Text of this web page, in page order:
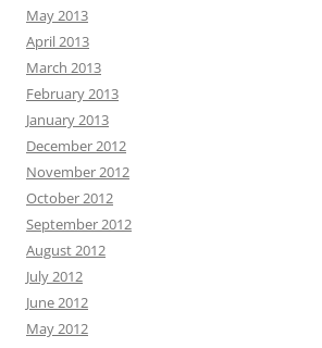
May 2013
April 2013
March 2013
February 2013
January 2013
December 2012
November 2012
October 2012
September 2012
August 2012
July 2012
June 2012
May 2012